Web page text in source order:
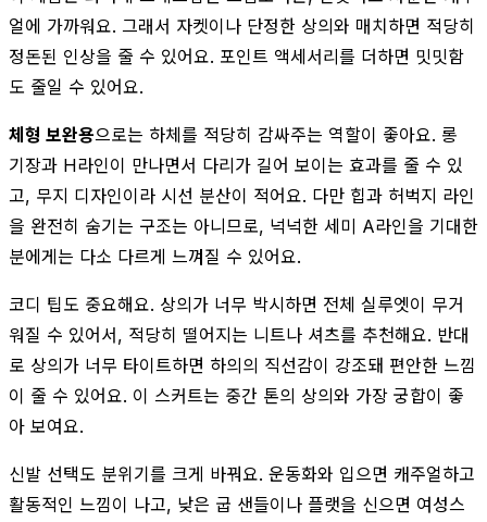
얼에 가까워요. 그래서 자켓이나 단정한 상의와 매치하면 적당히
정돈된 인상을 줄 수 있어요. 포인트 액세서리를 더하면 밋밋함
도 줄일 수 있어요.
체형 보완용으로는 하체를 적당히 감싸주는 역할이 좋아요. 롱
기장과 H라인이 만나면서 다리가 길어 보이는 효과를 줄 수 있
고, 무지 디자인이라 시선 분산이 적어요. 다만 힙과 허벅지 라인
을 완전히 숨기는 구조는 아니므로, 넉넉한 세미 A라인을 기대한
분에게는 다소 다르게 느껴질 수 있어요.
코디 팁도 중요해요. 상의가 너무 박시하면 전체 실루엣이 무거
워질 수 있어서, 적당히 떨어지는 니트나 셔츠를 추천해요. 반대
로 상의가 너무 타이트하면 하의의 직선감이 강조돼 편안한 느낌
이 줄 수 있어요. 이 스커트는 중간 톤의 상의와 가장 궁합이 좋
아 보여요.
신발 선택도 분위기를 크게 바꿔요. 운동화와 입으면 캐주얼하고
활동적인 느낌이 나고, 낮은 굽 샌들이나 플랫을 신으면 여성스